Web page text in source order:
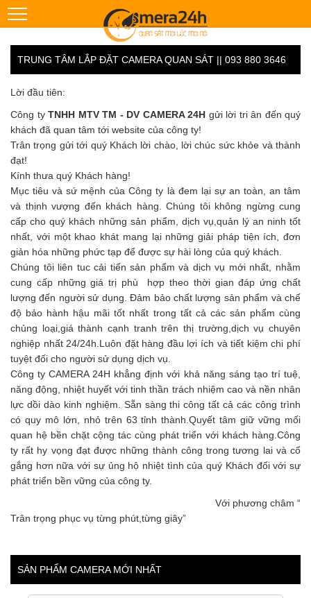
TRUNG TÂM LẮP ĐẶT CAMERA QUAN SÁT || 093 880 3646
Lời đầu tiên:
Công ty TNHH MTV TM - DV CAMERA 24H gửi lời tri ân đến quý
khách đã quan tâm tới website của công ty!
Trân trọng gửi tới quý Khách lời chào, lời chúc sức khỏe và thành
đạt!
Kính thưa quý Khách hàng!
Mục tiêu và sứ mệnh của Công ty là đem lại sự an toàn, an tâm
và thịnh vượng đến khách hàng. Chúng tôi không ngừng cung
cấp cho quý khách những sản phẩm, dịch vụ,quản lý an ninh tốt
nhất, với một khao khát mang lại những giải pháp tiện ích, đơn
giản hóa những phức tạp để được sự hài lòng của quý khách.
Chúng tôi liên tuc cải tiến sản phẩm và dịch vụ mới nhất, nhằm
cung cấp những giá trị phù hợp theo thời gian đáp ứng chất
lượng đến người sử dụng. Đảm bảo chất lượng sản phẩm và chế
độ bảo hành hậu mãi tốt nhất trong tất cả các sản phẩm cùng
chủng loại,giá thành cạnh tranh trên thị trường,dịch vụ chuyên
nghiệp nhất 24/24h.Luôn đặt hàng đầu lợi ích và tiết kiệm chi phí
tuyệt đối cho người sử dụng dịch vụ.
Công ty CAMERA 24H khẳng định với khả năng sáng tạo trí tuệ,
năng động, nhiệt huyết với tinh thần trách nhiệm cao và nền nhân
lực dồi dào kinh nghiệm. Sẵn sàng thi công tất cả các công trình
có quy mô lớn, nhỏ trên 63 tỉnh thành.Quyết tâm giữ vững mối
quan hệ bền chặt cộng tác cùng phát triển với khách hàng.Công
ty rất hy vọng đạt được những thành công trong tương lai và cố
gắng hơn nữa với sự ủng hộ nhiệt tình của quý Khách đối với sự
phát triển bền vững của công ty.
Với phương châm “
Trân trọng phục vụ từng phút,từng giây”
SẢN PHẨM CAMERA MỚI NHẤT